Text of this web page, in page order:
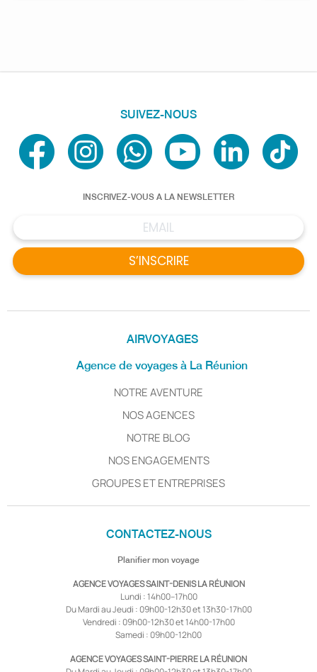
AIRVOYAGES
Agence de voyages à La Réunion
NOTRE AVENTURE
NOS AGENCES
NOTRE BLOG
NOS ENGAGEMENTS
GROUPES ET ENTREPRISES
SUIVEZ-NOUS
INSCRIVEZ-VOUS A LA NEWSLETTER
S’INSCRIRE
CONTACTEZ-NOUS
Planifier mon voyage
AGENCE VOYAGES SAINT-DENIS LA RÉUNION
Lundi : 14h00–17h00
Du Mardi au Jeudi : 09h00-12h30 et 13h30-17h00
Vendredi : 09h00-12h30 et 14h00-17h00
Samedi : 09h00-12h00
AGENCE VOYAGES SAINT-PIERRE LA RÉUNION